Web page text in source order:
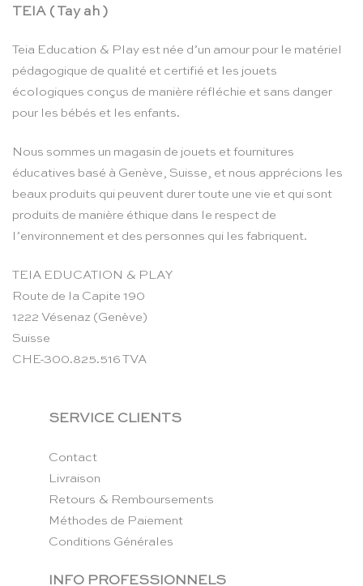
TEIA ( Tay ah )
Teia Education & Play est née d’un amour pour le matériel
pédagogique de qualité et certifié et les jouets
écologiques conçus de manière réfléchie et sans danger
pour les bébés et les enfants.
Nous sommes un magasin de jouets et fournitures
éducatives basé à Genève, Suisse, et nous apprécions les
beaux produits qui peuvent durer toute une vie et qui sont
produits de manière éthique dans le respect de
l’environnement et des personnes qui les fabriquent.
TEIA EDUCATION & PLAY
Route de la Capite 190
1222 Vésenaz (Genève)
Suisse
CHE-300.825.516 TVA
SERVICE CLIENTS
Contact
Livraison
Retours & Remboursements
Méthodes de Paiement
Conditions Générales
INFO PROFESSIONNELS